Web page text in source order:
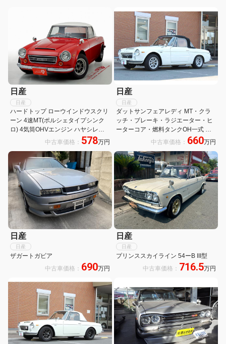
日産
日産
ハードトップ ローウインドウスクリ
ーン 4速MT(ポルシェタイプシンク
ロ) 4気筒OHVエンジン ハヤシレー
シングアルミ14インチ
中古車価格： 578万円
日産
日産
ダットサンフェアレディ MT・クラ
ッチ・ブレーキ・ラジエーター・ヒ
ーターコア・燃料タンクOH一式 ス
ターター&オルタ交換済み 再メッキ
中古車価格： 660万円
日産
日産
ザガートガビア
中古車価格： 690万円
日産
日産
プリンススカイライン 54ーB III型
中古車価格： 716.5万円